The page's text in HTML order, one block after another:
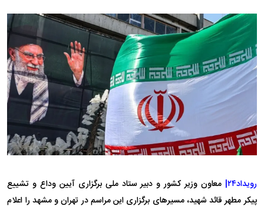
رویداد۲۴|
معاون وزیر کشور و دبیر ستاد ملی برگزاری آیین وداع و تشییع
پیکر مطهر قائد شهید، مسیرهای برگزاری این مراسم در تهران و مشهد را اعلام